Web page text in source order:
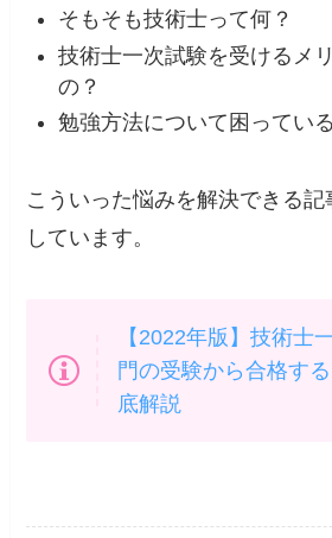
そもそも技術士って何？
技術士一次試験を受けるメ
の？
勉強方法について困っている
こういった悩みを解決できる
しています。
【2022年版】技術士
門の受験から合格す
底解説